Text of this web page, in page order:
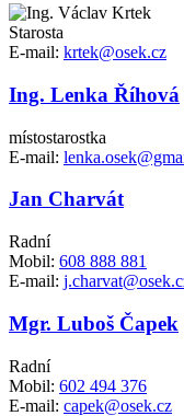
Starosta
E-mail: krtek@osek.cz
Ing. Lenka Říhová
místostarostka
E-mail:
Jan Charvát
Radní
Mobil: 608 888 881
E-mail:
Mgr. Luboš Čapek
Radní
Mobil: 602 494 376
E-mail: capek@osek.cz